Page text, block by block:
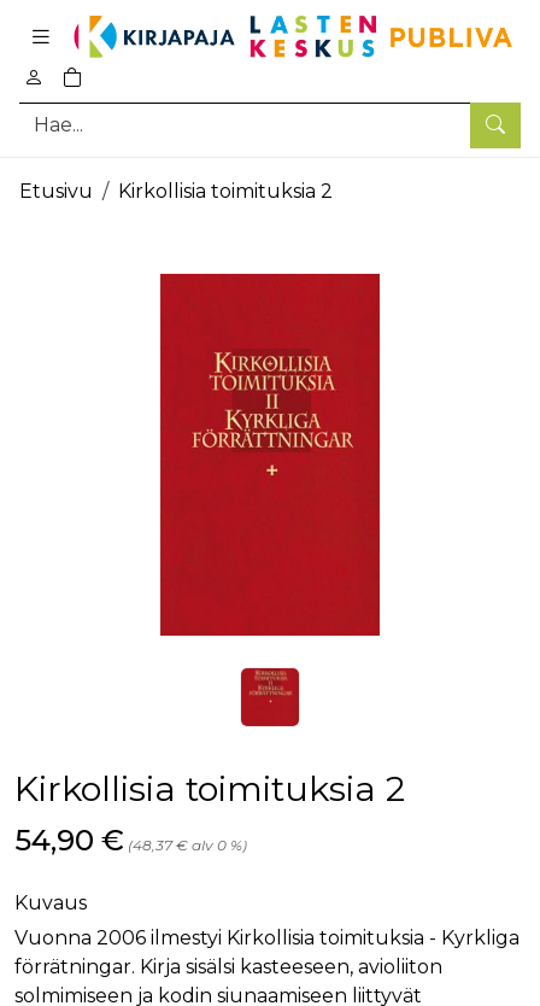
Hae
0
tuotetta ostoskorissa
Pääsisältö
Etusivu Kirkollisia toimituksia 2
Kirkollisia toimituksia 2
Hinta nyt
54,90 € (48,37 € alv 0 %)
Kuvaus
Vuonna 2006 ilmestyi Kirkollisia toimituksia - Kyrkliga
förrätningar. Kirja sisälsi kasteeseen, avioliiton
solmimiseen ja kodin siunaamiseen liittyvät